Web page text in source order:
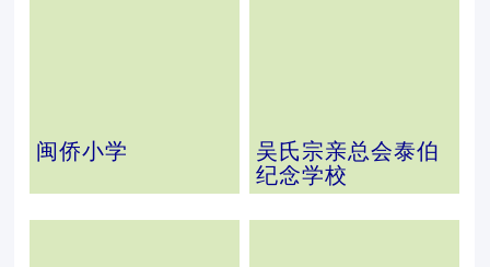
闽侨小学
吴氏宗亲总会泰伯
纪念学校